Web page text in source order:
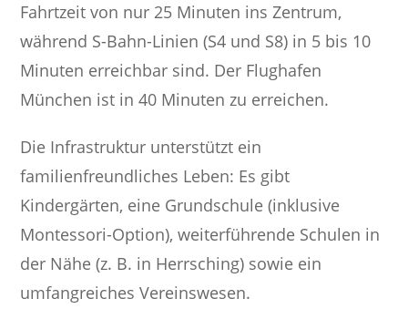
Fahrtzeit von nur 25 Minuten ins Zentrum,
während S-Bahn-Linien (S4 und S8) in 5 bis 10
Minuten erreichbar sind. Der Flughafen
München ist in 40 Minuten zu erreichen.
Die Infrastruktur unterstützt ein
familienfreundliches Leben: Es gibt
Kindergärten, eine Grundschule (inklusive
Montessori-Option), weiterführende Schulen in
der Nähe (z. B. in Herrsching) sowie ein
umfangreiches Vereinswesen.